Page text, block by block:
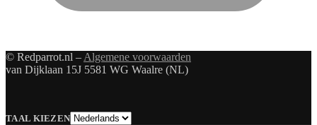
© Redparrot.nl – Algemene voorwaarden
van Dijklaan 15J 5581 WG Waalre (NL)
TAAL KIEZENTaal